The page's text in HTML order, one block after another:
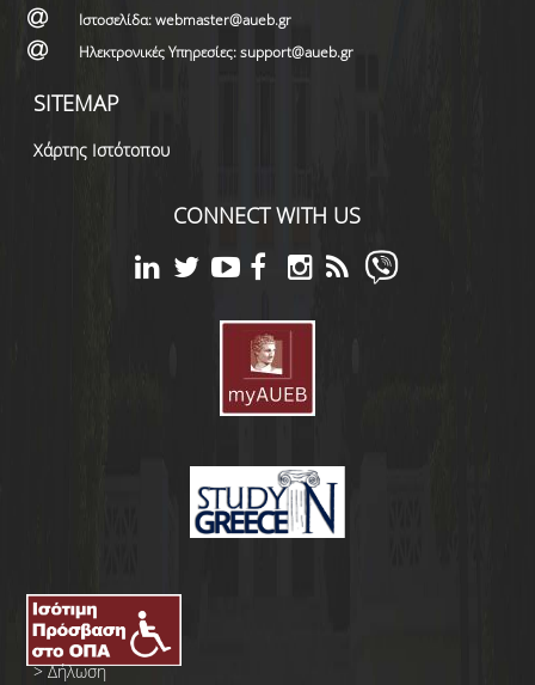
Ιστοσελίδα: webmaster@aueb.gr
Ηλεκτρονικές Υπηρεσίες: support@aueb.gr
SITEMAP
Χάρτης Ιστότοπου
CONNECT WITH US
>Δήλωση